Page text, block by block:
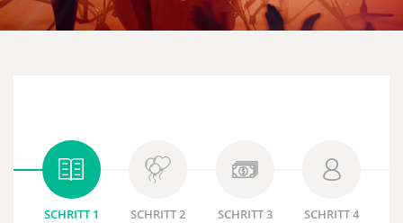
SCHRITT 1 SCHRITT 2 SCHRITT 3 SCHRITT 4